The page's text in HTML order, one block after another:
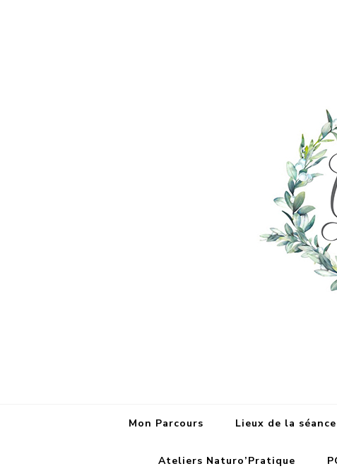
Mon Parcours Lieux de la séance
Ateliers Naturo’Pratique